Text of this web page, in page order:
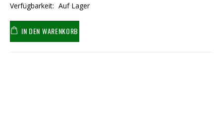
Verfügbarkeit: Auf Lager
IN DEN WARENKORB